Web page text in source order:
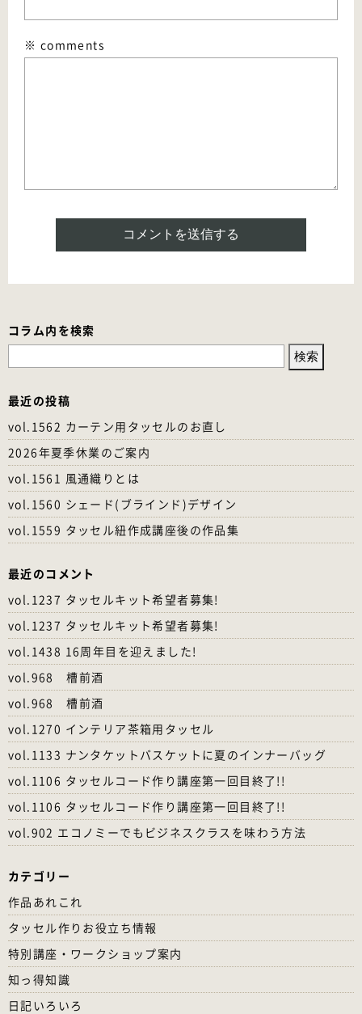
※ comments
コラム内を検索
検
最近の投稿
vol.1562 カーテン用タッセルのお直し
2026年夏季休業のご案内
vol.1561 風通織りとは
vol.1560 シェード(ブラインド)デザイン
vol.1559 タッセル紐作成講座後の作品集
最近のコメント
vol.1237 タッセルキット希望者募集!
vol.1237 タッセルキット希望者募集!
vol.1438 16周年目を迎えました!
vol.968 槽前酒
vol.968 槽前酒
vol.1270 インテリア茶箱用タッセル
vol.1133 ナンタケットバスケットに夏のインナーバッグ
vol.1106 タッセルコード作り講座第一回目終了!!
vol.1106 タッセルコード作り講座第一回目終了!!
vol.902 エコノミーでもビジネスクラスを味わう方法
カテゴリー
作品あれこれ
タッセル作りお役立ち情報
特別講座・ワークショップ案内
知っ得知識
日記いろいろ